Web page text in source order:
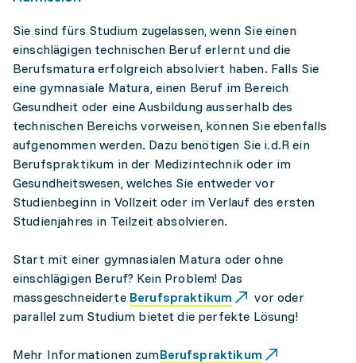
Sie sind fürs Studium zugelassen, wenn Sie einen
einschlägigen technischen Beruf erlernt und die
Berufsmatura erfolgreich absolviert haben. Falls Sie
eine gymnasiale Matura, einen Beruf im Bereich
Gesundheit oder eine Ausbildung ausserhalb des
technischen Bereichs vorweisen, können Sie ebenfalls
aufgenommen werden. Dazu benötigen Sie i.d.R ein
Berufspraktikum in der Medizintechnik oder im
Gesundheitswesen, welches Sie entweder vor
Studienbeginn in Vollzeit oder im Verlauf des ersten
Studienjahres in Teilzeit absolvieren.
Start mit einer gymnasialen Matura oder ohne
einschlägigen Beruf? Kein Problem! Das
massgeschneiderte Berufspraktikum
vor oder
parallel zum Studium bietet die perfekte Lösung!
Mehr Informationen zumBerufspraktikum